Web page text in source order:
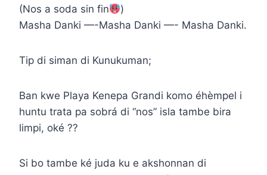
(Nos a soda sin fin
)
Masha Danki —-Masha Danki —- Masha Danki.
Tip di siman di Kunukuman;
Ban kwe Playa Kenepa Grandi komo éhèmpel i
huntu trata pa sobrá di “nos” isla tambe bira
limpi, oké ??
Si bo tambe ké juda ku e akshonnan di